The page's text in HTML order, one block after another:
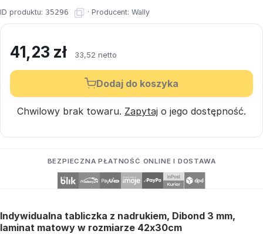
ID produktu: 35296 · Producent: Wally
41,23 zł 33,52 netto
Dodaj do koszyka
Chwilowy brak towaru. Zapytaj o jego dostępność.
BEZPIECZNA PŁATNOŚĆ ONLINE I DOSTAWA
Indywidualna tabliczka z nadrukiem, Dibond 3 mm,
laminat matowy w rozmiarze 42x30cm